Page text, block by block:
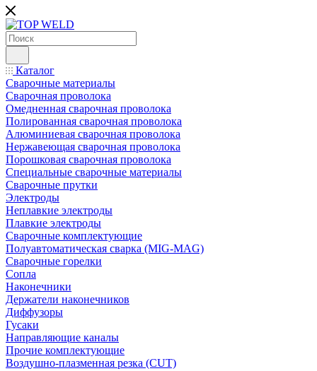
Каталог
Сварочные материалы
Сварочная проволока
Омедненная сварочная проволока
Полированная сварочная проволока
Алюминиевая сварочная проволока
Нержавеющая сварочная проволока
Порошковая сварочная проволока
Специальные сварочные материалы
Сварочные прутки
Электроды
Неплавкие электроды
Плавкие электроды
Сварочные комплектующие
Полуавтоматическая сварка (MIG-MAG)
Сварочные горелки
Сопла
Наконечники
Держатели наконечников
Диффузоры
Гусаки
Направляющие каналы
Прочие комплектующие
Воздушно-плазменная резка (CUT)